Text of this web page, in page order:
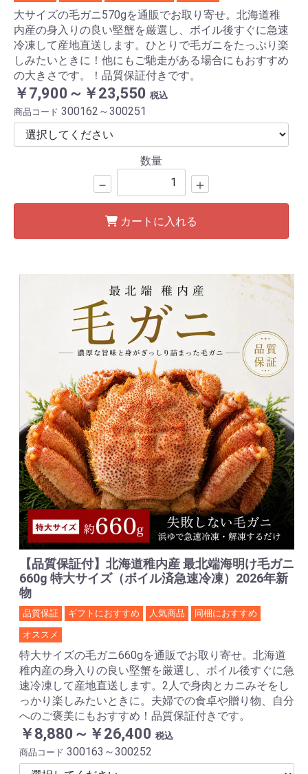
大サイズの毛ガニ570gを通販でお取り寄せ。北海道稚
内産の身入りの良い堅蟹を厳選し、ボイル後すぐに急速
冷凍して産地直送します。ひとりで毛ガニをたっぷり楽
しみたいときに！他にもご馳走がある場合にもおすすめ
の大きさです。！品質保証付きです。
￥7,900～￥23,550 税込
商品コード 300162～300251
数量
－ ＋
カートに入れる
【品質保証付】北海道稚内産 最北端海明け毛ガニ
660g 特大サイズ（ボイル済急速冷凍）2026年新
物
品質保証 ギフトにおすすめ 人気商品 同梱におすすめ
オススメ
特大サイズの毛ガニ660gを通販でお取り寄せ。北海道
稚内産の身入りの良い堅蟹を厳選し、ボイル後すぐに急
速冷凍して産地直送します。2人で身肉とカニみそをし
っかり楽しみたいときに。夫婦での食卓や贈り物、自分
へのご褒美にもおすすめ！品質保証付きです。
￥8,880～￥26,400 税込
商品コード 300163～300252